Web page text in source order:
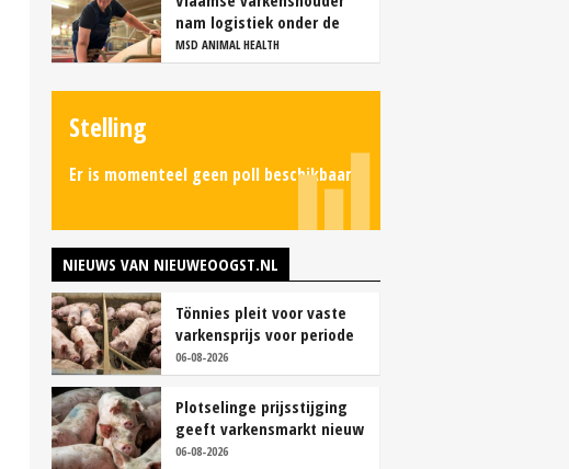
nam logistiek onder de
loep en spaart personeel
MSD ANIMAL HEALTH
Stelling
Er is momenteel geen poll beschikbaar.
NIEUWS VAN NIEUWEOOGST.NL
Tönnies pleit voor vaste
varkensprijs voor periode
van zes maanden
06-08-2026
Plotselinge prijsstijging
geeft varkensmarkt nieuw
perspectief
06-08-2026